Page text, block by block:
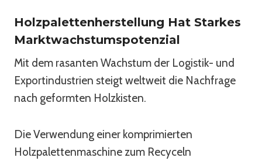
Holzpalettenherstellung Hat Starkes
Marktwachstumspotenzial
Mit dem rasanten Wachstum der Logistik- und
Exportindustrien steigt weltweit die Nachfrage
nach geformten Holzkisten.
Die Verwendung einer komprimierten
Holzpalettenmaschine zum Recyceln